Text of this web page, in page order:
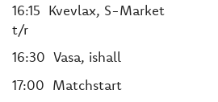
16:15 Kvevlax, S-
t/r
16:30 Vasa, ishall
17:00 Matchstart